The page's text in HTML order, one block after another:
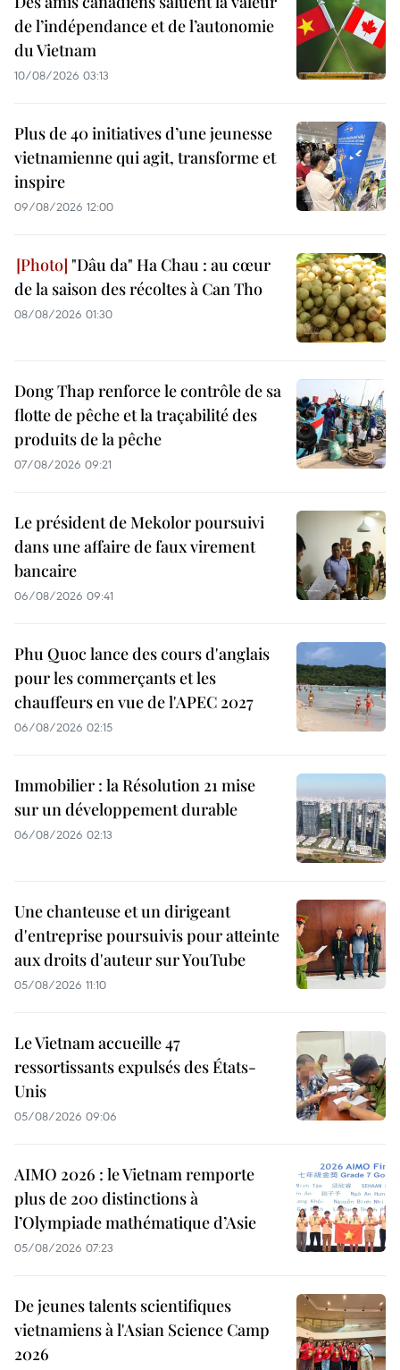
de l’indépendance et de l’autonomie
du Vietnam
10/08/2026 03:13
Plus de 40 initiatives d’une jeunesse
vietnamienne qui agit, transforme et
inspire
09/08/2026 12:00
"Dâu da" Ha Chau : au cœur
de la saison des récoltes à Can Tho
08/08/2026 01:30
Dong Thap renforce le contrôle de sa
flotte de pêche et la traçabilité des
produits de la pêche
07/08/2026 09:21
Le président de Mekolor poursuivi
dans une affaire de faux virement
bancaire
06/08/2026 09:41
Phu Quoc lance des cours d'anglais
pour les commerçants et les
chauffeurs en vue de l'APEC 2027
06/08/2026 02:15
Immobilier : la Résolution 21 mise
sur un développement durable
06/08/2026 02:13
Une chanteuse et un dirigeant
d'entreprise poursuivis pour atteinte
aux droits d'auteur sur YouTube
05/08/2026 11:10
Le Vietnam accueille 47
ressortissants expulsés des États-
Unis
05/08/2026 09:06
AIMO 2026 : le Vietnam remporte
plus de 200 distinctions à
l’Olympiade mathématique d’Asie
05/08/2026 07:23
De jeunes talents scientifiques
vietnamiens à l'Asian Science Camp
2026